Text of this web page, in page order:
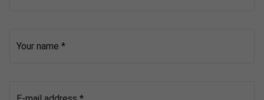
Your name *